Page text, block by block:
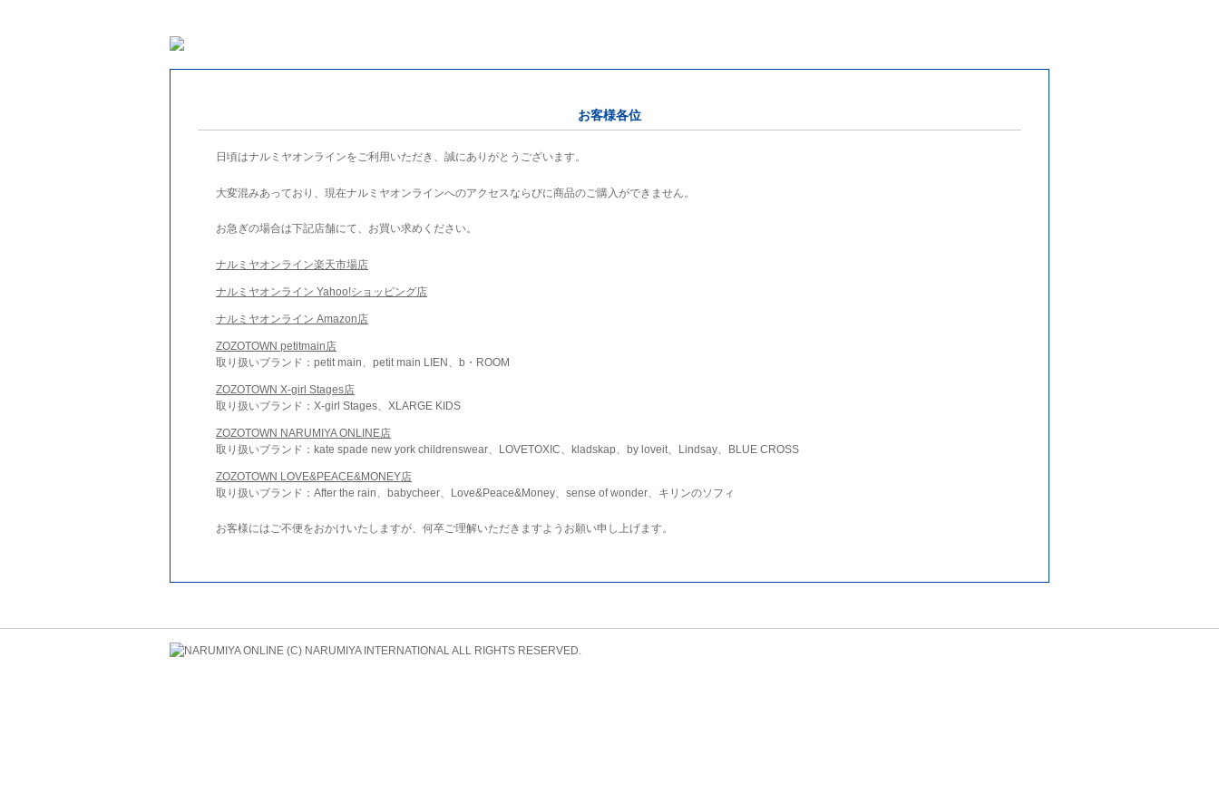
お客様各位
日頃はナルミヤオンラインをご利用いただき、誠にありがとうございます。
大変混みあっており、現在ナルミヤオンラインへのアクセスならびに商品のご購入ができません。
お急ぎの場合は下記店舗にて、お買い求めください。
ナルミヤオンライン楽天市場店
ナルミヤオンライン Yahoo!ショッピング店
ナルミヤオンライン Amazon店
ZOZOTOWN petitmain店
取り扱いブランド：petit main、petit main LIEN、b・ROOM
ZOZOTOWN X-girl Stages店
取り扱いブランド：X-girl Stages、XLARGE KIDS
ZOZOTOWN NARUMIYA ONLINE店
取り扱いブランド：kate spade new york childrenswear、LOVETOXIC、kladskap、by loveit、Lindsay、BLUE CROSS
ZOZOTOWN LOVE&PEACE&MONEY店
取り扱いブランド：After the rain、babycheer、Love&Peace&Money、sense of wonder、キリンのソフィ
お客様にはご不便をおかけいたしますが、何卒ご理解いただきますようお願い申し上げます。